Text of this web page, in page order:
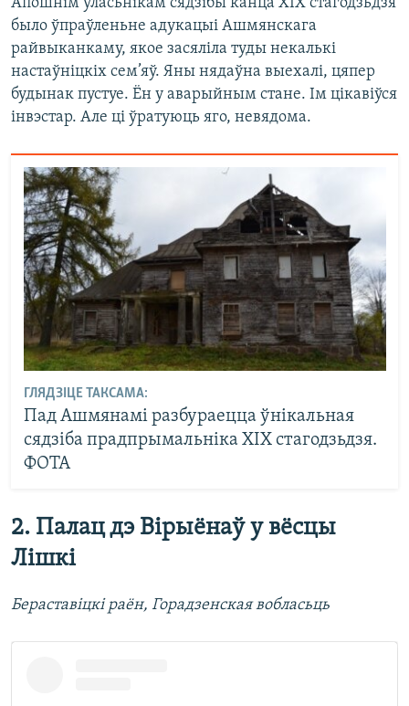
было ўпраўленьне адукацыі Ашмянскага
райвыканкаму, якое засяліла туды некалькі
настаўніцкіх сем’яў. Яны нядаўна выехалі, цяпер
будынак пустуе. Ён у аварыйным стане. Ім цікавіўся
інвэстар. Але ці ўратуюць яго, невядома.
ГЛЯДЗІЦЕ ТАКСАМА:
Пад Ашмянамі разбураецца ўнікальная
сядзіба прадпрымальніка ХІХ стагодзьдзя.
ФОТА
2. Палац дэ Вірыёнаў у вёсцы
Лішкі
Бераставіцкі раён, Горадзенская вобласьць